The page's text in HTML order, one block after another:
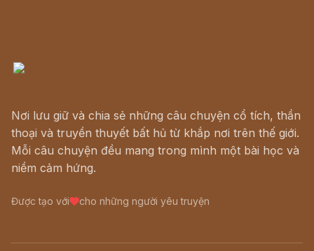
Nơi lưu giữ và chia sẻ những câu chuyện cổ tích, thần
thoại và truyền thuyết bất hủ từ khắp nơi trên thế giới.
Mỗi câu chuyện đều mang trong mình một bài học và
niềm cảm hứng.
Được tạo với cho những người yêu truyện